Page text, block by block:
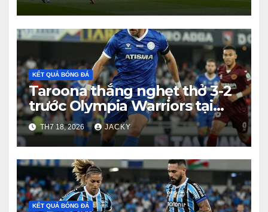
KẾT QUẢ BÓNG ĐÁ
Taroona thắng nghẹt thở 3-2
trước Olympia Warriors tại
Tasmania Southern
Championship
TH7 18, 2026 JACKY
KẾT QUẢ BÓNG ĐÁ